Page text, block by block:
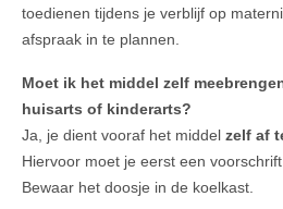
toedienen tijdens je verblijf op
afspraak in te plannen.
Moet ik het middel zelf
huisarts of kinderarts?
Ja, je dient vooraf het middel zelf af
Hiervoor moet je eerst een
Bewaar het doosje in de koelkast.